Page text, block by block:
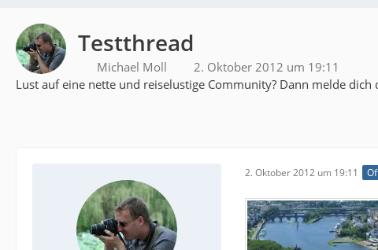
Testthread
Michael Moll
2. Oktober 2012 um 19:11
Lust auf eine nette und reiselustige Community? Dann melde
2. Oktober 2012 um 19:11